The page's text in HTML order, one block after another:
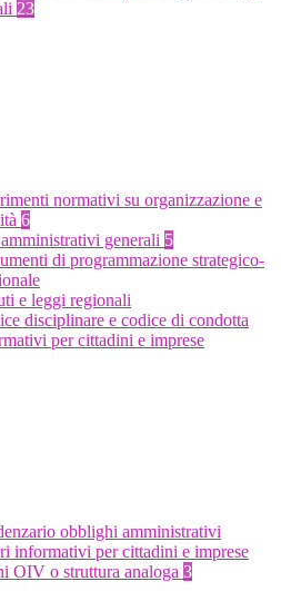
23
normativi su organizzazione e
6
generali 5
di programmazione strategico-
e leggi regionali
disciplinare e codice di condotta
per cittadini e imprese
obblighi amministrativi
informativi per cittadini e imprese
OIV o struttura analoga 3